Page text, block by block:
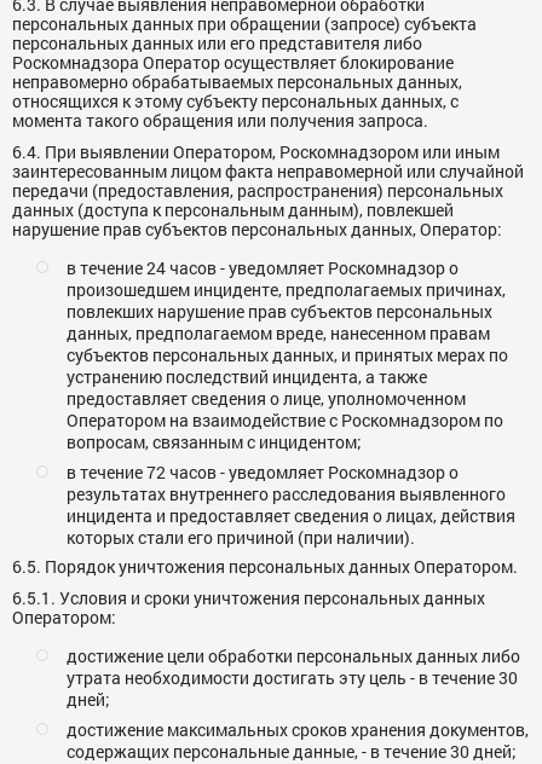
персональных данных при обращении (запросе) субъекта
персональных данных или его представителя либо
Роскомнадзора Оператор осуществляет блокирование
неправомерно обрабатываемых персональных данных,
относящихся к этому субъекту персональных данных, с
момента такого обращения или получения запроса.
6.4. При выявлении Оператором, Роскомнадзором или иным
заинтересованным лицом факта неправомерной или случайной
передачи (предоставления, распространения) персональных
данных (доступа к персональным данным), повлекшей
нарушение прав субъектов персональных данных, Оператор:
в течение 24 часов - уведомляет Роскомнадзор о
произошедшем инциденте, предполагаемых причинах,
повлекших нарушение прав субъектов персональных
данных, предполагаемом вреде, нанесенном правам
субъектов персональных данных, и принятых мерах по
устранению последствий инцидента, а также
предоставляет сведения о лице, уполномоченном
Оператором на взаимодействие с Роскомнадзором по
вопросам, связанным с инцидентом;
в течение 72 часов - уведомляет Роскомнадзор о
результатах внутреннего расследования выявленного
инцидента и предоставляет сведения о лицах, действия
которых стали его причиной (при наличии).
6.5. Порядок уничтожения персональных данных Оператором.
6.5.1. Условия и сроки уничтожения персональных данных
Оператором:
достижение цели обработки персональных данных либо
утрата необходимости достигать эту цель - в течение 30
дней;
достижение максимальных сроков хранения документов,
содержащих персональные данные, - в течение 30 дней;